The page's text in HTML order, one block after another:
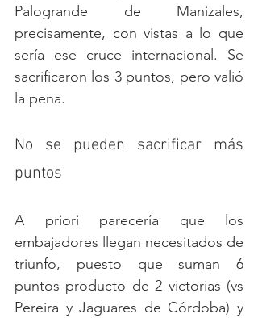
Palogrande de Manizales,
precisamente, con vistas a lo que
sería ese cruce internacional. Se
sacrificaron los 3 puntos, pero valió
la pena.
No se pueden sacrificar más
puntos
A priori parecería que los
embajadores llegan necesitados de
triunfo, puesto que suman 6
puntos producto de 2 victorias (vs
Pereira y Jaguares de Córdoba) y